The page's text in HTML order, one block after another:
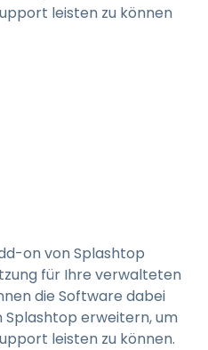
leisten zu können
on von Splashtop
für Ihre verwalteten
die Software dabei
Splashtop erweitern, um
leisten zu können.